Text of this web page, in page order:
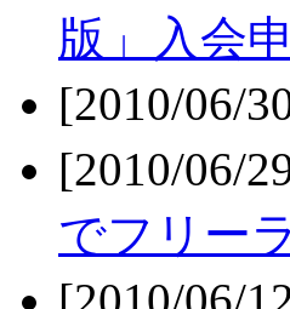
版」入会
[2010/06/
[2010/06/
でフリー